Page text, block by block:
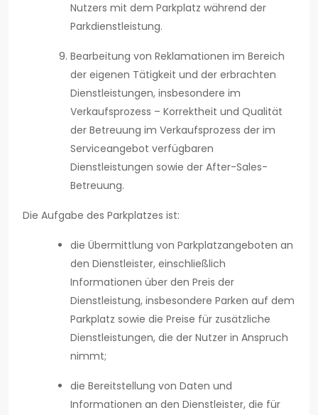
Nutzers mit dem Parkplatz während der
Parkdienstleistung.
Bearbeitung von Reklamationen im Bereich
der eigenen Tätigkeit und der erbrachten
Dienstleistungen, insbesondere im
Verkaufsprozess – Korrektheit und Qualität
der Betreuung im Verkaufsprozess der im
Serviceangebot verfügbaren
Dienstleistungen sowie der After-Sales-
Betreuung.
Die Aufgabe des Parkplatzes ist:
die Übermittlung von Parkplatzangeboten an
den Dienstleister, einschließlich
Informationen über den Preis der
Dienstleistung, insbesondere Parken auf dem
Parkplatz sowie die Preise für zusätzliche
Dienstleistungen, die der Nutzer in Anspruch
nimmt;
die Bereitstellung von Daten und
Informationen an den Dienstleister, die für